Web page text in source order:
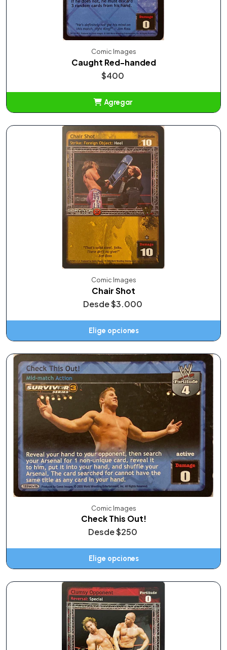
Comic Images
Caught Red-handed
$400
Agregar
Comic Images
Chair Shot
Desde$3.000
Elige opciones
Comic Images
Check This Out!
Desde$250
Elige opciones